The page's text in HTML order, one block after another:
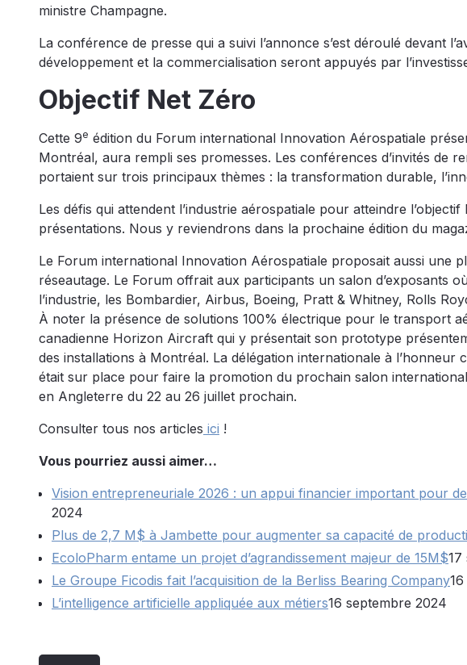
ministre Champagne.
La conférence de presse qui a suivi l’annonce s’est déroulé devant
développement et la commercialisation seront appuyés par
Objectif Net Zéro
Cette 9e édition du Forum international Innovation Aérospatiale
Montréal, aura rempli ses promesses. Les conférences d’invités de
portaient sur trois principaux thèmes : la transformation durable,
Les défis qui attendent l’industrie aérospatiale pour atteindre
présentations. Nous y reviendrons dans la prochaine édition du
Le Forum international Innovation Aérospatiale proposait aussi une
réseautage. Le Forum offrait aux participants un salon d’exposants
l’industrie, les Bombardier, Airbus, Boeing, Pratt & Whitney, Rolls
À noter la présence de solutions 100% électrique pour le transport
canadienne Horizon Aircraft qui y présentait son prototype
des installations à Montréal. La délégation internationale à l’honneur
était sur place pour faire la promotion du prochain salon
en Angleterre du 22 au 26 juillet prochain.
Consulter tous nos articles ici !
Vous pourriez aussi aimer…
Vision entrepreneuriale 2026 : un appui financier important pour
2024
Plus de 2,7 M$ à Jambette pour augmenter sa capacité de
EcoloPharm entame un projet d’agrandissement majeur de 15M$17
Le Groupe Ficodis fait l’acquisition de la Berliss Bearing Company
L’intelligence artificielle appliquée aux métiers16 septembre 2024